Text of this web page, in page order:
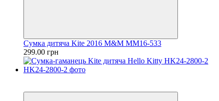
Сумка дитяча Kite 2016 M&M MM16-533
299.00 грн